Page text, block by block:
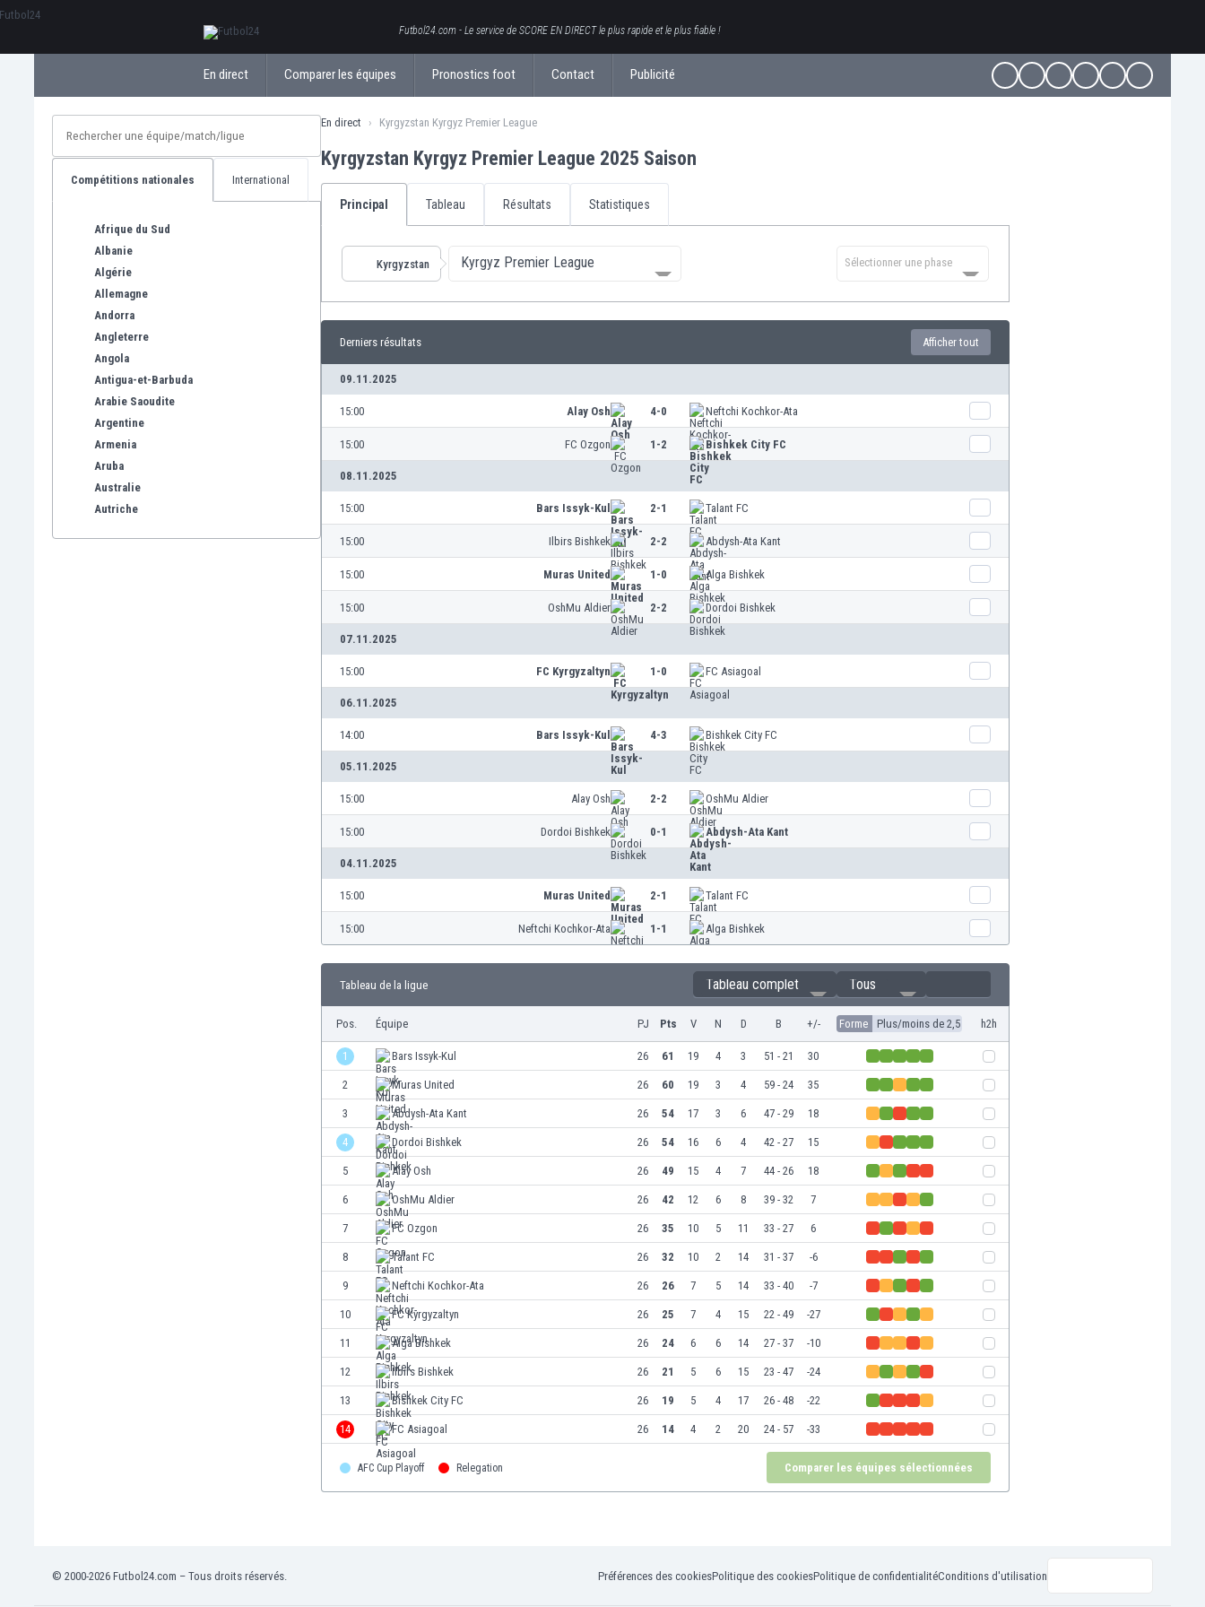
Futbol24.com - Le service de SCORE EN DIRECT le plus rapide et le plus fiable !
En direct Comparer les équipes Pronostics foot Contact Publicité
Compétitions nationales International
Afrique du Sud
Albanie
Algérie
Allemagne
Andorra
Angleterre
Angola
Antigua-et-Barbuda
Arabie Saoudite
Argentine
Armenia
Aruba
Australie
Autriche
Guatemala
En direct Kyrgyzstan Kyrgyz Premier League
Kyrgyzstan Kyrgyz Premier League 2025 Saison
Principal Tableau Résultats Statistiques
Kyrgyzstan Kyrgyz Premier League Sélectionner une phase
Derniers résultats Afficher tout
09.11.2025
15:00 Alay Osh 4-0 Neftchi Kochkor-Ata
15:00 FC Ozgon 1-2 Bishkek City FC
08.11.2025
15:00 Bars Issyk-Kul 2-1 Talant FC
15:00 Ilbirs Bishkek 2-2 Abdysh-Ata Kant
15:00 Muras United 1-0 Alga Bishkek
15:00 OshMu Aldier 2-2 Dordoi Bishkek
07.11.2025
15:00 FC Kyrgyzaltyn 1-0 FC Asiagoal
06.11.2025
14:00 Bars Issyk-Kul 4-3 Bishkek City FC
05.11.2025
15:00 Alay Osh 2-2 OshMu Aldier
15:00 Dordoi Bishkek 0-1 Abdysh-Ata Kant
04.11.2025
15:00 Muras United 2-1 Talant FC
15:00 Neftchi Kochkor-Ata 1-1 Alga Bishkek
Tableau de la ligue Tableau complet Tous
Pos. Équipe PJ Pts V N D B +/- Forme Plus/moins de 2,5 h2h
1 Bars Issyk-Kul 26 61 19 4 3 51 - 21 30
2 Muras United 26 60 19 3 4 59 - 24 35
3 Abdysh-Ata Kant 26 54 17 3 6 47 - 29 18
4 Dordoi Bishkek 26 54 16 6 4 42 - 27 15
5 Alay Osh 26 49 15 4 7 44 - 26 18
6 OshMu Aldier 26 42 12 6 8 39 - 32 7
7 FC Ozgon 26 35 10 5 11 33 - 27 6
8 Talant FC 26 32 10 2 14 31 - 37 -6
9 Neftchi Kochkor-Ata 26 26 7 5 14 33 - 40 -7
10 FC Kyrgyzaltyn 26 25 7 4 15 22 - 49 -27
11 Alga Bishkek 26 24 6 6 14 27 - 37 -10
12 Ilbirs Bishkek 26 21 5 6 15 23 - 47 -24
13 Bishkek City FC 26 19 5 4 17 26 - 48 -22
14 FC Asiagoal 26 14 4 2 20 24 - 57 -33
AFC Cup Playoff Relegation Comparer les équipes sélectionnées
© 2000-2026 Futbol24.com – Tous droits réservés. Préférences des cookiesPolitique des cookiesPolitique de confidentialitéConditions d'utilisation